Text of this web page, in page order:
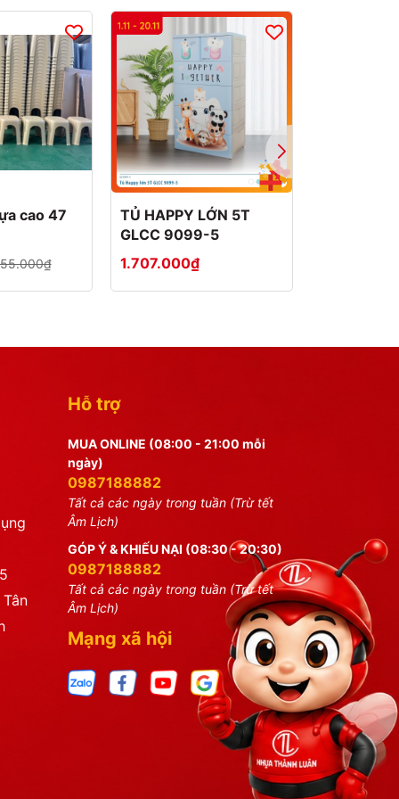
cao 47
TỦ HAPPY LỚN 5T
GLCC 9099-5
1.707.000₫
Hỗ trợ
MUA ONLINE (08:00 - 21:00 mỗi
ngày)
0987188882
Tất cả các ngày trong tuần (Trừ tết
Âm Lịch)
GÓP Ý & KHIẾU NẠI (08:30 - 20:30)
0987188882
Tất cả các ngày trong tuần (Trừ tết
Âm Lịch)
Mạng xã hội